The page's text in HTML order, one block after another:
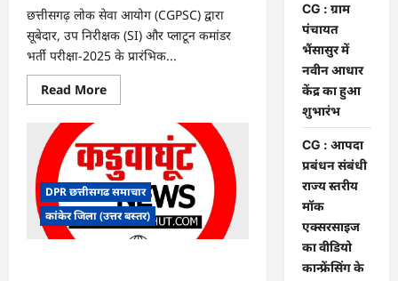
छत्तीसगढ़ लोक सेवा आयोग (CGPSC) द्वारा
सूबेदार, उप निरीक्षक (SI) और प्लाटून कमांडर
भर्ती परीक्षा-2025 के प्रारंभिक...
Read MoreRead
more
SI
भर्ती
रिजल्ट
में
‘न्यूज़’,
‘स्पेस
रानी’
और
DPR छत्तीसगढ समाचार
कांकेर जिला (उत्तर बस्तर)
CG : ग्राम
पंचायत
भैंसासुर में
नवीन आधार
केंद्र का हुआ
शुभारंभ
CG : आपदा
प्रबंधन संबंधी
राज्य स्तरीय
मॉक
एक्सरसाइज
का वीडियो
कान्फ्रेंसिंग के